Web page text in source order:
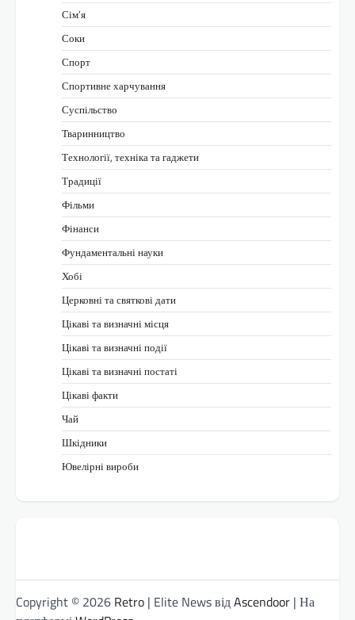
Сім’я
Соки
Спорт
Спортивне харчування
Суспільство
Тваринництво
Технології, техніка та гаджети
Традиції
Фільми
Фінанси
Фундаментальні науки
Хобі
Церковні та святкові дати
Цікаві та визначні місця
Цікаві та визначні події
Цікаві та визначні постаті
Цікаві факти
Чай
Шкідники
Ювелірні вироби
Copyright © 2026 Retro | Elite News відAscendoor | На